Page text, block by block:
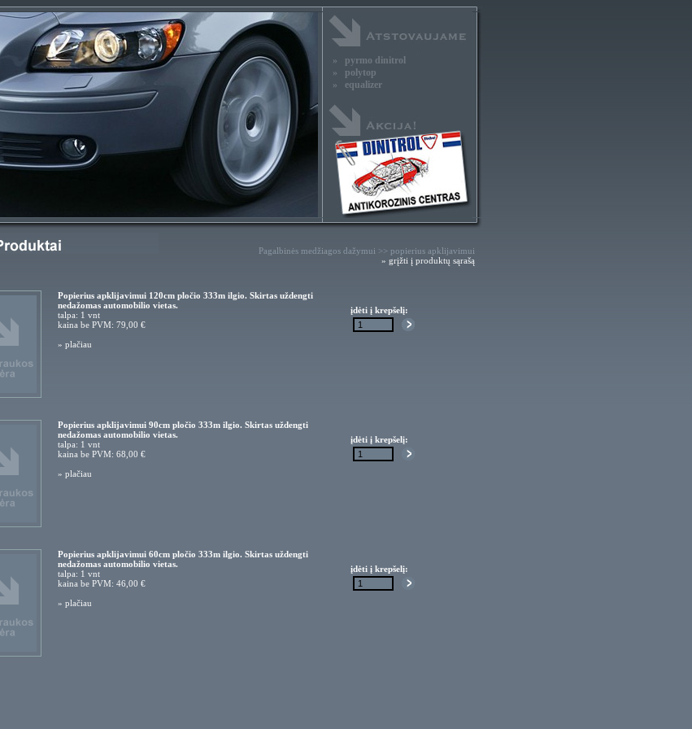
» pyrmo dinitrol
» polytop
» equalizer
Pagalbinės medžiagos dažymui >> popierius apklijavimui
» grįžti į produktų sąrašą
Popierius apklijavimui 120cm pločio 333m ilgio. Skirtas uždengti
nedažomas automobilio vietas.
talpa: 1 vnt
kaina be PVM: 79,00 €
» plačiau
įdėti į krepšelį:
Popierius apklijavimui 90cm pločio 333m ilgio. Skirtas uždengti
nedažomas automobilio vietas.
talpa: 1 vnt
kaina be PVM: 68,00 €
» plačiau
įdėti į krepšelį:
Popierius apklijavimui 60cm pločio 333m ilgio. Skirtas uždengti
nedažomas automobilio vietas.
talpa: 1 vnt
kaina be PVM: 46,00 €
» plačiau
įdėti į krepšelį: